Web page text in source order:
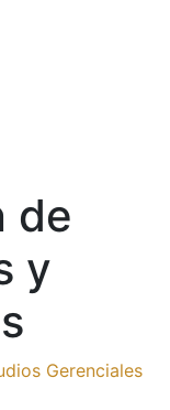
de
y
Gerenciales